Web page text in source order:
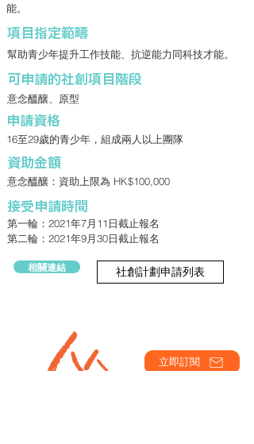
能。
項目指定範疇
幫助青少年提升工作技能、抗逆能力同科技才能。
​可申請的社創項目階段
意念醞釀、原型
申請資格
16至29歲的青少年，組成兩人以上團隊
資助金額
意念醞釀：資助上限為 HK$100,000
接受申請時間
第一輪：2021年7月11日截止報名
第二輪：2021年9月30日截止報名
相關連結 社創計劃申請列表
立即訂閱